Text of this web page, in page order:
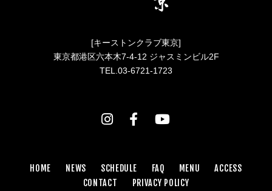
[キーストンクラブ東京]
東京都港区六本木7-4-12 ジャスミンビル2F
TEL.03-6721-1723
HOME NEWS SCHEDULE FAQ MENU
ACCESS
CONTACT
PRIVACY POLICY